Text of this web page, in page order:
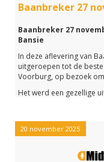
Baanbreker 27
Baanbreker 27
Bansie
In deze aflevering van
uitgeroepen tot de
Voorburg, op bezoek
Het werd een gezellige
Maar ook wat hij zelf zo
gedaan heeft is allemaal
haar vrijwilligerswerk bij
20 november 2025